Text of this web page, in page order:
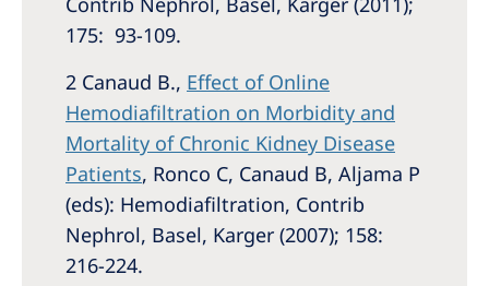
175: 93-109.
2 Canaud B., Effect of Online
Hemodiafiltration on Morbidity and
Mortality of Chronic Kidney Disease
Patients, Ronco C, Canaud B, Aljama P
(eds): Hemodiafiltration, Contrib
Nephrol, Basel, Karger (2007); 158:
216-224.